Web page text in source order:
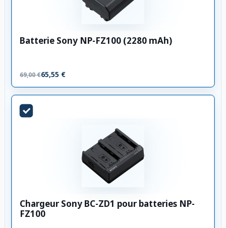
Batterie Sony NP-FZ100 (2280 mAh)
69,00 €65,55 €
Chargeur Sony BC-ZD1 pour batteries NP-
FZ100